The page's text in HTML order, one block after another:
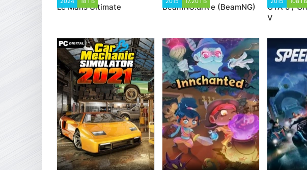
Le Mans Ultimate BeamNG.drive (BeamNG)
GTA 5 /
V